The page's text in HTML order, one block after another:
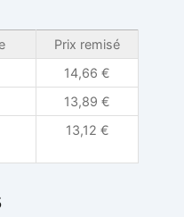
Prix remisé
14,66 €
13,89 €
13,12 €